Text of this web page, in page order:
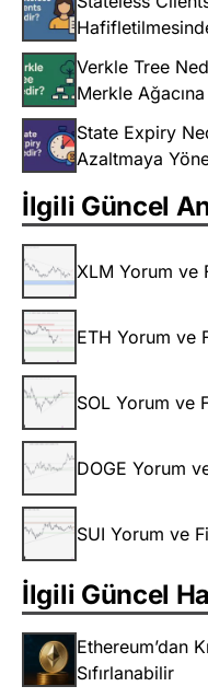
Verkle Tree
Merkle
State Expiry
Azaltmaya
İlgili Güncel
XLM Yorum ve
ETH Yorum ve
SOL Yorum ve
DOGE Yorum
SUI Yorum ve
İlgili Güncel
Ethereum’dan
Sıfırlanabilir